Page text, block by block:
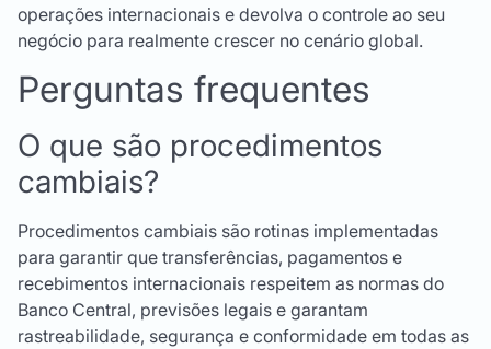
operações internacionais e devolva o controle ao seu
negócio para realmente crescer no cenário global.
Perguntas frequentes
O que são procedimentos
cambiais?
Procedimentos cambiais são rotinas implementadas
para garantir que transferências, pagamentos e
recebimentos internacionais respeitem as normas do
Banco Central, previsões legais e garantam
rastreabilidade, segurança e conformidade em todas as